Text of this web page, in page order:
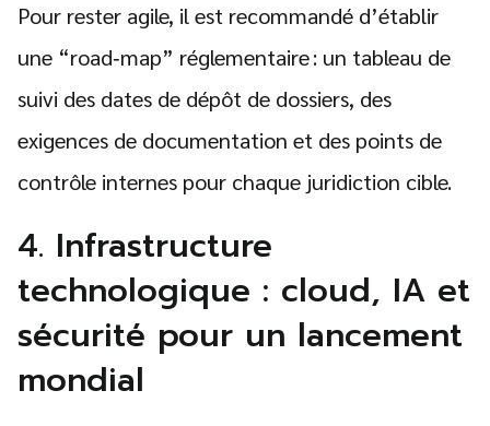
Pour rester agile, il est recommandé d’établir
une “road‑map” réglementaire : un tableau de
suivi des dates de dépôt de dossiers, des
exigences de documentation et des points de
contrôle internes pour chaque juridiction cible.
4. Infrastructure
technologique : cloud, IA et
sécurité pour un lancement
mondial